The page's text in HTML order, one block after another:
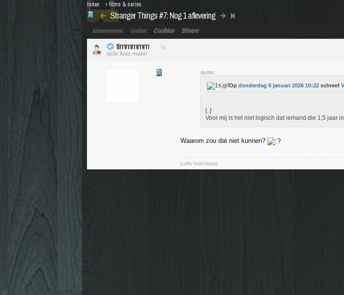
Stranger Things #7: Nog 1 aflevering
Index »films & series
abonnement Unibet Coolblue Bitvavo
timmmmm
sp3c lives matter
quote:
Op donderdag 8 januari 2026 10:22 schreef
[..]
Voor mij is het niet logisch dat iemand die 1,5 jaar
Waarom zou dat niet kunnen?
Laffe huichelaar